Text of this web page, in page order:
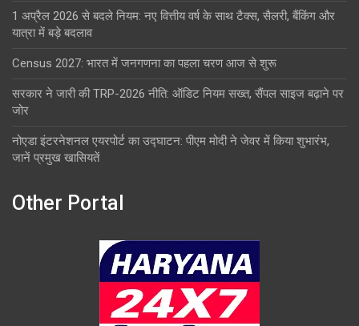
1 अप्रैल 2026 से बदले नियम: नए वित्तीय वर्ष के साथ टैक्स, सैलरी, बैंकिंग और
यात्रा में बड़े बदलाव
Census 2027: भारत में जनगणना का पहला चरण आज से शुरू
सरकार ने जारी की TRP-2026 नीति: ऑडिट नियम सख्त, सैंपल साइज बढ़ाने पर
जोर
नोएडा इंटरनेशनल एयरपोर्ट का उद्घाटन: पीएम मोदी ने जेवर में किया शुभारंभ,
जानें प्रमुख खासियतें
Other Portal